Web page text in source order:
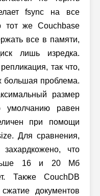
fsync на все
тот же Couchbase
все в памяти,
лишь изредка.
так что,
большая проблема.
размер
умолчанию равен
при помощи
Для сравнения,
что
16 и 20 Мб
Также CouchDB
документов